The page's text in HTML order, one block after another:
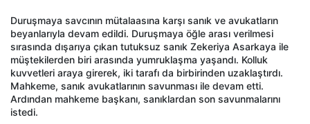
Duruşmaya savcının mütalaasına karşı sanık ve avukatların
beyanlarıyla devam edildi. Duruşmaya öğle arası verilmesi
sırasında dışarıya çıkan tutuksuz sanık Zekeriya Asarkaya ile
müştekilerden biri arasında yumruklaşma yaşandı. Kolluk
kuvvetleri araya girerek, iki tarafı da birbirinden uzaklaştırdı.
Mahkeme, sanık avukatlarının savunması ile devam etti.
Ardından mahkeme başkanı, sanıklardan son savunmalarını
istedi.